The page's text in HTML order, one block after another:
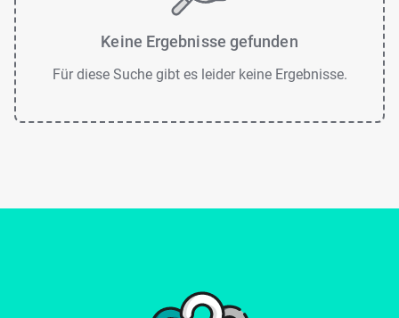
Keine Ergebnisse gefunden
Für diese Suche gibt es leider keine Ergebnisse.